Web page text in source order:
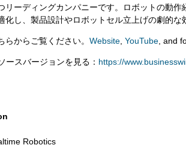
リーディングカンパニーです。ロボットの動
化し、製品設計やロボットセル立上げの劇的な
らからご覧ください。 Website YouTube , and
ースバージョンを見る： https://
Robotics